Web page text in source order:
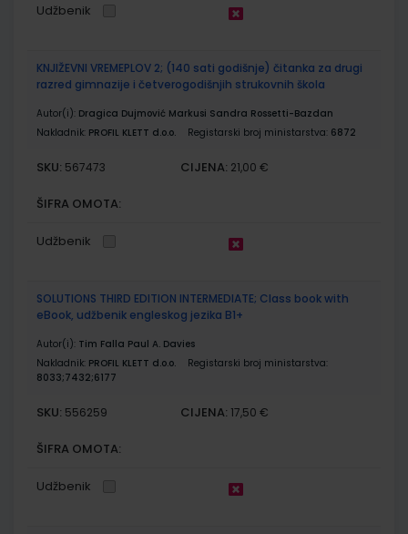
Udžbenik
KNJIŽEVNI VREMEPLOV 2; (140 sati godišnje) čitanka za drugi
razred gimnazije i četverogodišnjih strukovnih škola
Autor(i): Dragica Dujmović Markusi Sandra Rossetti-Bazdan
Nakladnik: PROFIL KLETT d.o.o. Registarski broj ministarstva: 6872
SKU: 567473 CIJENA: 21,00 €
ŠIFRA OMOTA:
Udžbenik
SOLUTIONS THIRD EDITION INTERMEDIATE; Class book with
eBook, udžbenik engleskog jezika B1+
Autor(i): Tim Falla Paul A. Davies
Nakladnik: PROFIL KLETT d.o.o.
Registarski broj ministarstva:
8033;7432;6177
SKU: 556259 CIJENA: 17,50 €
ŠIFRA OMOTA:
Udžbenik